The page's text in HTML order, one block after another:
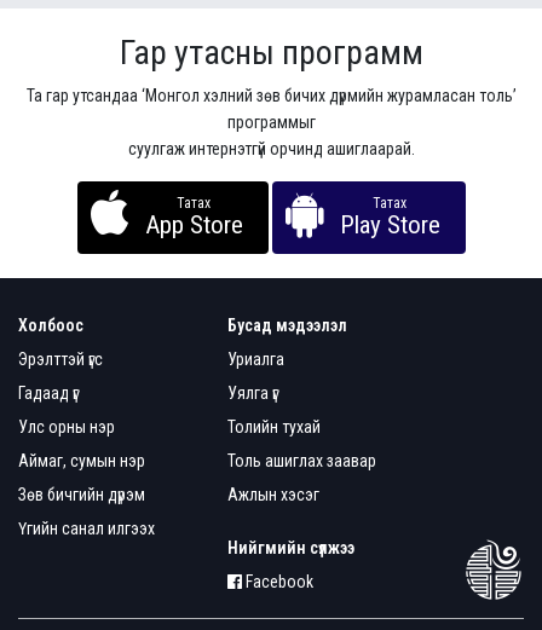
Гар утасны программ
Та гар утсандаа ‘Монгол хэлний зөв бичих дүрмийн журамласан толь’
программыг
суулгаж интернэтгүй орчинд ашиглаарай.
Татах
App Store
Татах
Play Store
Холбоос
Эрэлттэй үгс
Гадаад үг
Улс орны нэр
Аймаг, сумын нэр
Зөв бичгийн дүрэм
Үгийн санал илгээх
Бусад мэдээлэл
Уриалга
Уялга үг
Толийн тухай
Толь ашиглах заавар
Ажлын хэсэг
Нийгмийн сүлжээ
Facebook